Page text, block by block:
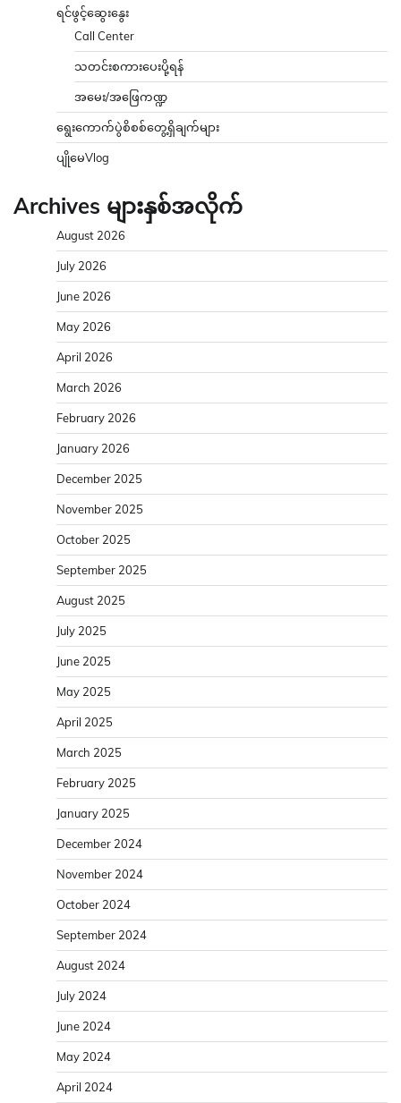
ရင်ဖွင့်ဆွေးနွေး
Call Center
သတင်းစကားပေးပို့ရန်
အမေး/အဖြေကဏ္ဍ
ရွေးကောက်ပွဲစိစစ်တွေ့ရှိချက်များ
ပျိုမေVlog
Archives များနှစ်အလိုက်
August 2026
July 2026
June 2026
May 2026
April 2026
March 2026
February 2026
January 2026
December 2025
November 2025
October 2025
September 2025
August 2025
July 2025
June 2025
May 2025
April 2025
March 2025
February 2025
January 2025
December 2024
November 2024
October 2024
September 2024
August 2024
July 2024
June 2024
May 2024
April 2024